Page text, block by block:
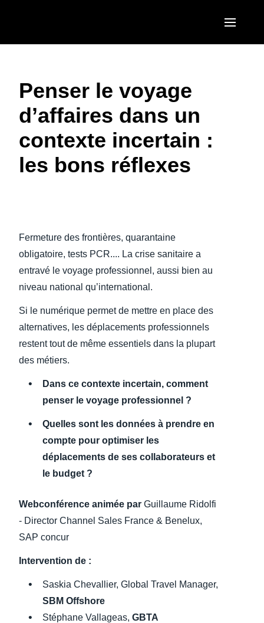
Canada (English)
Canada (Français)
México (Español)
EUROPE
United Kingdom (English)
France (Français)
Deutschland (Deutsch)
Sweden (English)
Finland (English)
Belgium (English)
ASIA PACIFIC
Penser le voyage
d’affaires dans un
contexte incertain :
les bons réflexes
Fermeture des frontières, quarantaine
obligatoire, tests PCR.... La crise sanitaire a
entravé le voyage professionnel, aussi bien au
niveau national qu’international.
Si le numérique permet de mettre en place des
alternatives, les déplacements professionnels
restent tout de même essentiels dans la plupart
des métiers.
Dans ce contexte incertain, comment
penser le voyage professionnel ?
Quelles sont les données à prendre en
compte pour optimiser les
déplacements de ses collaborateurs et
le budget ?
Webconférence animée par Guillaume Ridolfi
- Director Channel Sales France & Benelux,
SAP concur
Intervention de :
Saskia Chevallier, Global Travel Manager,
SBM Offshore
Stéphane Vallageas, GBTA